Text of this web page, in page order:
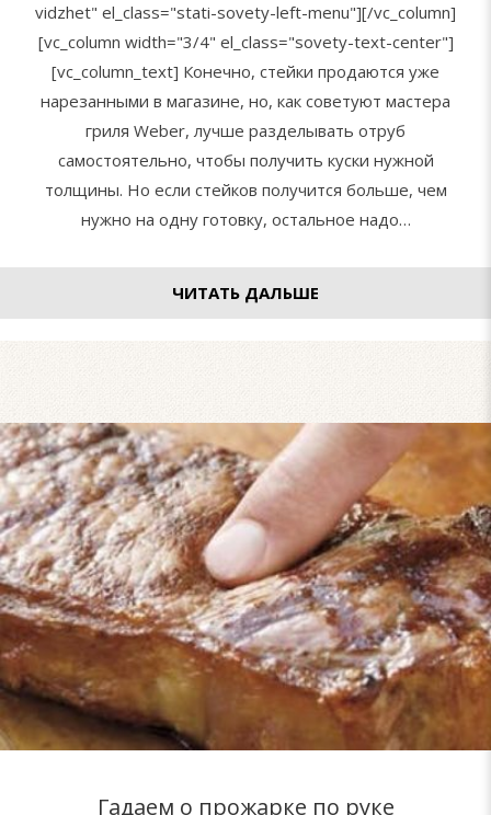
vidzhet" el_class="stati-sovety-left-menu"][/vc_column]
[vc_column width="3/4" el_class="sovety-text-center"]
[vc_column_text] Конечно, стейки продаются уже
нарезанными в магазине, но, как советуют мастера
гриля Weber, лучше разделывать отруб
самостоятельно, чтобы получить куски нужной
толщины. Но если стейков получится больше, чем
нужно на одну готовку, остальное надо…
ЧИТАТЬ ДАЛЬШЕ
Гадаем о прожарке по руке